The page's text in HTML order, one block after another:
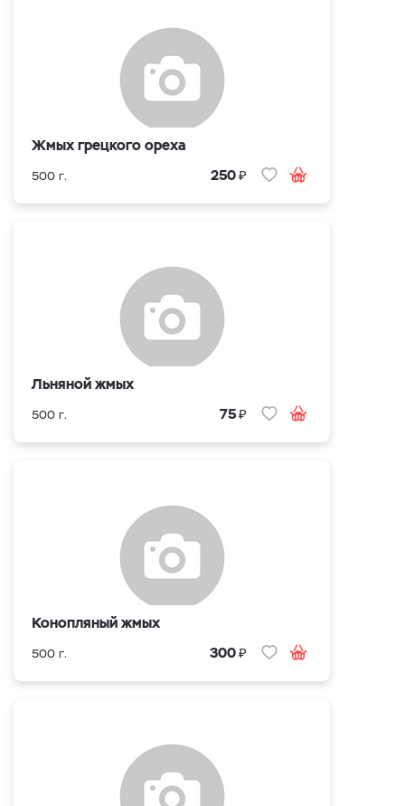
Жмых грецкого ореха
500 г. 250₽
Льняной жмых
500 г. 75₽
Конопляный жмых
500 г. 300₽